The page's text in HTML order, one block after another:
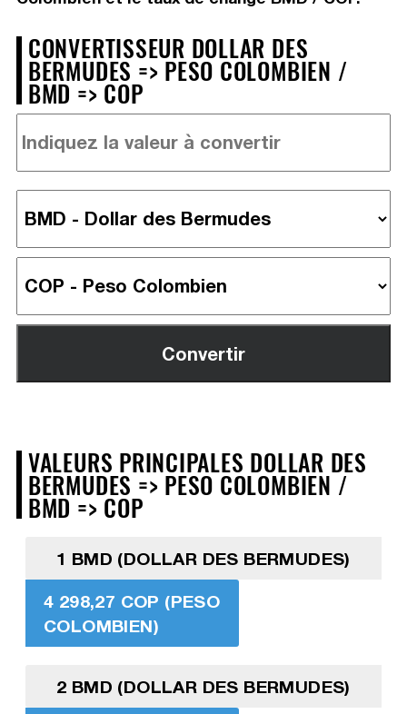
CONVERTISSEUR DOLLAR DES
BERMUDES => PESO COLOMBIEN /
BMD => COP
VALEURS PRINCIPALES DOLLAR DES
BERMUDES => PESO COLOMBIEN /
BMD => COP
1 BMD (DOLLAR DES BERMUDES)
4 298,27 COP (PESO
COLOMBIEN)
2 BMD (DOLLAR DES BERMUDES)